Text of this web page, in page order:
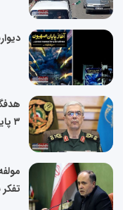
۳ پایگاه نظامی اصلی اسرائیل